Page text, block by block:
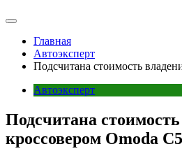
Главная
Автоэксперт
Подсчитана стоимость
Автоэксперт
Подсчитана
кроссовером Omoda C5